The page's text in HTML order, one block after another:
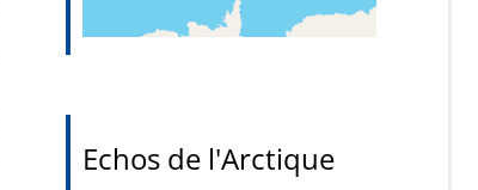
Echos de l'Arctique